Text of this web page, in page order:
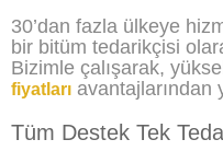
30’dan fazla ülkeye
bir bitüm tedarikçisi
Bizimle çalışarak,
fiyatları avantajlarından
Tüm Destek Tek